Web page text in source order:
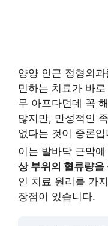
양양 인근 정형외
민하는 치료가 바로
무 아프다던데 꼭
많지만, 만성적인
없다는 것이 중론입
이는 발바닥 근막
상 부위의 혈류량
인 치료 원리를 가
장점이 있습니다.